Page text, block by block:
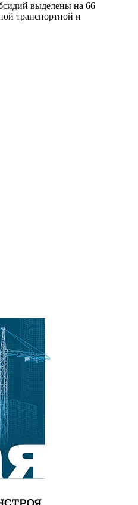
выделены на 66
транспортной и